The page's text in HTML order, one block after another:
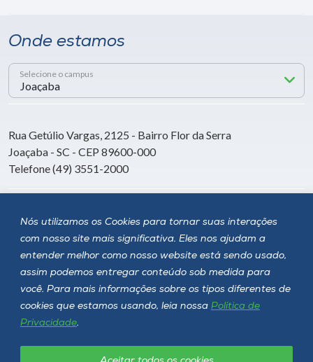
Nós utilizamos os Cookies para tornar suas interações
com nosso site mais significativa. Eles nos ajudam a
entender melhor como nosso website está sendo usado,
assim podemos entregar conteúdo sob medida para
você. Para mais informações sobre os tipos diferentes de
cookies que estamos usando, leia nossa Política de
Privacidade.
Onde estamos
Selecione o campus
Rua Getúlio Vargas, 2125 - Bairro Flor da Serra
Joaçaba - SC - CEP 89600-000
Telefone (49) 3551-2000
Siga a Unoesc